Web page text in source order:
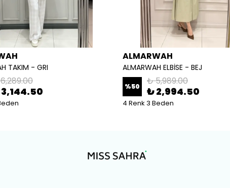
TAKIM - GRI
ALMARWAH
ALMARWAH ELBİSE - BEJ
%50 ₺ 5,989.00
₺ 2,994.50
4 Renk 3 Beden